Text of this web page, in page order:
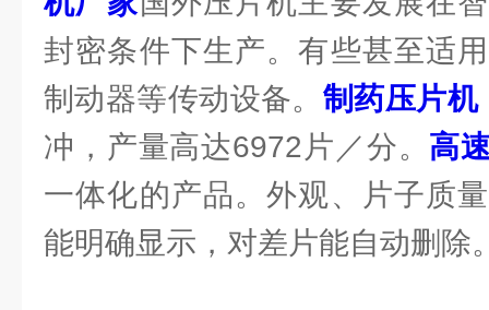
封密条件下生产。有些甚至适
制动器等传动设备。 制药压片机
冲，产量高达6972片／分。 高
一体化的产品。外观、片子质
能明确显示，对差片能自动删除